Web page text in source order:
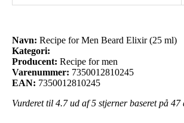
Navn: Recipe for Men Beard Elixir (25 ml)
Kategori:
Producent: Recipe for men
Varenummer: 7350012810245
EAN: 7350012810245
Vurderet til 4.7ud af 5 stjerner baseret på 47